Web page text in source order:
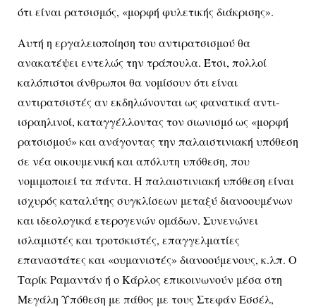
ότι είναι ρατσισμός, «μορφή φυλετικής διάκρισης».
Αυτή η εργαλειοποίηση του αντιρατσισμού θα
ανακατέψει εντελώς την τράπουλα. Έτσι, πολλοί
καλόπιστοι άνθρωποι θα νομίσουν ότι είναι
αντιρατσιστές αν εκδηλώνονται ως φανατικά αντι-
ισραηλινοί, καταγγέλλοντας τον σιωνισμό ως «μορφή
ρατσισμού» και ανάγοντας την παλαιστινιακή υπόθεση
σε νέα οικουμενική και απόλυτη υπόθεση, που
νομιμοποιεί τα πάντα. Η παλαιστινιακή υπόθεση είναι
ισχυρός καταλύτης συγκλίσεων μεταξύ διανοουμένων
και ιδεολογικά ετερογενών ομάδων. Συνενώνει
ισλαμιστές και τροτσκιστές, επαγγελματίες
επαναστάτες και «ουμανιστές» διανοούμενους, κ.λπ. Ο
Ταρίκ Ραμαντάν ή ο Κάρλος επικοινωνούν μέσα στη
Μεγάλη Υπόθεση με πάθος με τους Στεφάν Εσσέλ,